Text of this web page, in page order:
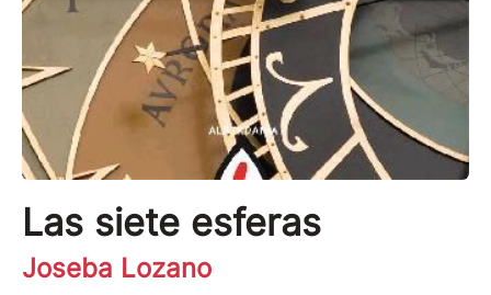
Las siete esferas
Joseba Lozano